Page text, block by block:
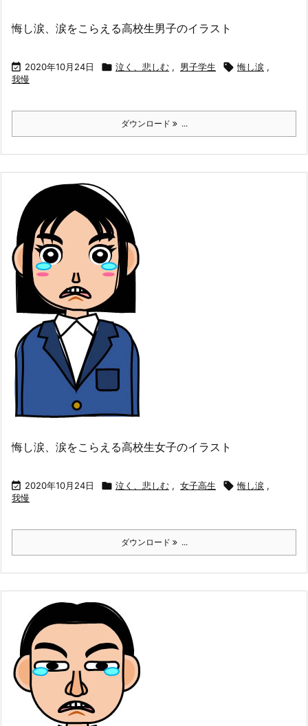
悔し涙、涙をこらえる高校生男子のイラスト
 2020年10月24日  泣く、悲しむ , 男子学生  悔し涙 ,
我慢
ダウンロード ...
悔し涙、涙をこらえる高校生女子のイラスト
 2020年10月24日  泣く、悲しむ , 女子高生  悔し涙 ,
我慢
ダウンロード ...